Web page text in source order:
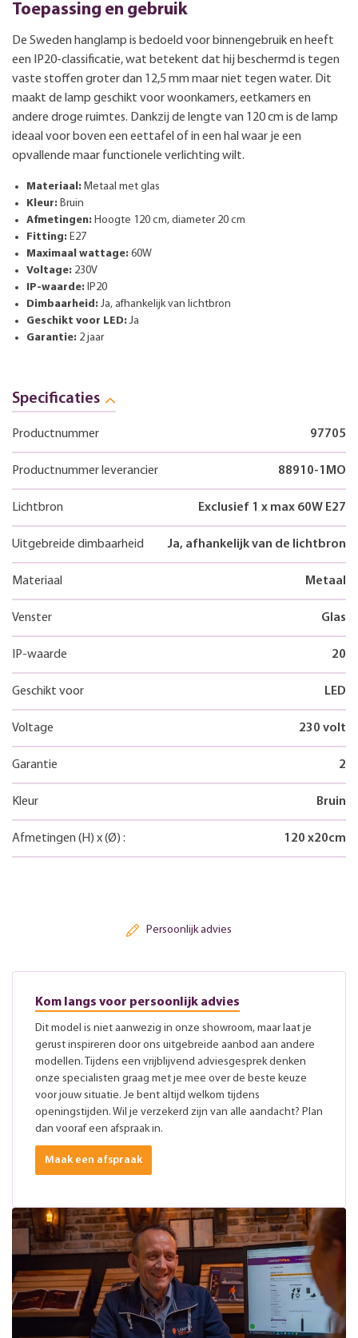
Toepassing en gebruik
De Sweden hanglamp is bedoeld voor binnengebruik en heeft
een IP20-classificatie, wat betekent dat hij beschermd is tegen
vaste stoffen groter dan 12,5 mm maar niet tegen water. Dit
maakt de lamp geschikt voor woonkamers, eetkamers en
andere droge ruimtes. Dankzij de lengte van 120 cm is de lamp
ideaal voor boven een eettafel of in een hal waar je een
opvallende maar functionele verlichting wilt.
Materiaal: Metaal met glas
Kleur: Bruin
Afmetingen: Hoogte 120 cm, diameter 20 cm
Fitting: E27
Maximaal wattage: 60W
Voltage: 230V
IP-waarde: IP20
Dimbaarheid: Ja, afhankelijk van lichtbron
Geschikt voor LED: Ja
Garantie: 2 jaar
Specificaties
Productnummer 97705
Productnummer leverancier 88910-1MO
Lichtbron Exclusief 1 x max 60W E27
Uitgebreide dimbaarheid Ja, afhankelijk van de lichtbron
Materiaal Metaal
Venster Glas
IP-waarde 20
Geschikt voor LED
Voltage 230 volt
Garantie 2
Kleur Bruin
Afmetingen (H) x(Ø) : 120 x20cm
Persoonlijk advies
Kom langs voor persoonlijk advies
Dit model is niet aanwezig in onze showroom, maar laat je
gerust inspireren door ons uitgebreide aanbod aan andere
modellen. Tijdens een vrijblijvend adviesgesprek denken
onze specialisten graag met je mee over de beste keuze
voor jouw situatie. Je bent altijd welkom tijdens
openingstijden. Wil je verzekerd zijn van alle aandacht? Plan
dan vooraf een afspraak in.
Maak een afspraak